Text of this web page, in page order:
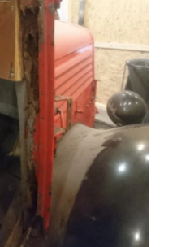
Detailansicht
Maishofen,
Kabinensäule